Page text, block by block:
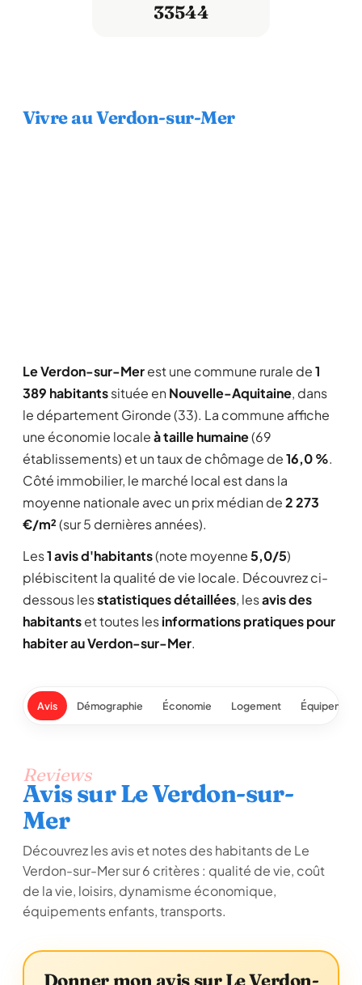
33544
Vivre au Verdon-sur-Mer
Le Verdon-sur-Merest une commune rurale de1
389 habitantssituée en Nouvelle-Aquitaine, dans
le département Gironde (33). La commune affiche
une économie localeà taille humaine(69
établissements) et un taux de chômage de16,0 %.
Côté immobilier, le marché local est dans la
moyenne nationale avec un prix médian de2 273
€/m²(sur 5 dernières années).
Les1 avis d'habitants(note moyenne5,0/5)
plébiscitent la qualité de vie locale. Découvrez ci-
dessous lesstatistiques détaillées, lesavis des
habitantset toutes lesinformations pratiques pour
habiter au Verdon-sur-Mer.
Avis Démographie Économie Logement
Reviews
Avis sur Le Verdon-sur-
Mer
Découvrez les avis et notes des habitants de Le
Verdon-sur-Mer sur 6 critères : qualité de vie, coût
de la vie, loisirs, dynamisme économique,
équipements enfants, transports.
Donner mon avis sur Le Verdon-